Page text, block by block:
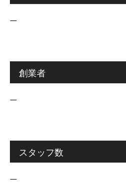
―
創業者
―
スタッフ数
―